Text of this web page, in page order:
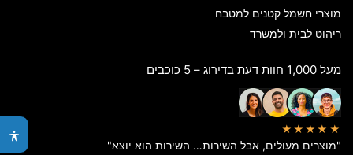
מוצרי חשמל קטנים למטבח
ריהוט לבית ולמשרד
מעל 1,000 חוות דעת בדירוג – 5 כוכבים
★★★★★
"מוצרים מעולים, אבל השירות… השירות הוא יוצא"